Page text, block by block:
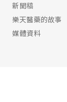
新聞稿
樂天醫藥的故事
媒體資料